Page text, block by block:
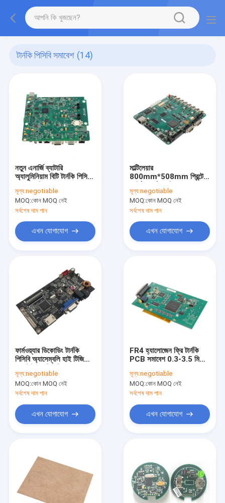
টার্নকি পিসিবি সমাবেশ (14)
নতুন এনার্জি ব্যাটারি
অ্যালুমিনিয়াম বিটি টার্নকি পিসিবি
মূল্য:negotiable
MOQ:কোন MOQ নেই
সর্বশেষ দাম পান
এখন যোগাযোগ
মাল্টিলেয়ার
800mm*508mm প্রিন্টেড
HASL OSP
মূল্য:negotiable
MOQ:কোন MOQ নেই
সর্বশেষ দাম পান
এখন যোগাযোগ
ফার্মওয়্যার ডিকোডিং টার্নকি
পিসিবি অ্যাসেম্বলি হাই টিজি
ম্যানুফ্যাকচারিং
মূল্য:negotiable
MOQ:কোন MOQ নেই
সর্বশেষ দাম পান
এখন যোগাযোগ
FR4 হ্যালোজেন ফ্রি টার্নকি
PCB সমাবেশ 0.3-3.5 মিমি
মূল্য:negotiable
MOQ:কোন MOQ নেই
সর্বশেষ দাম পান
এখন যোগাযোগ